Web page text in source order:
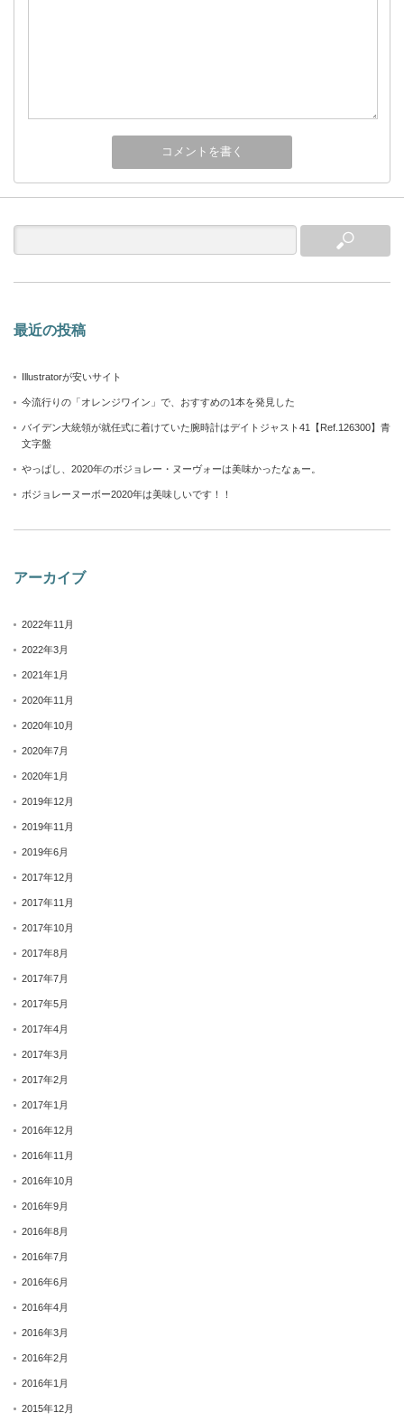
最近の投稿
Illustratorが安いサイト
今流行りの「オレンジワイン」で、おすすめの1本を発見した
バイデン大統領が就任式に着けていた腕時計はデイトジャスト41【Ref.126300】青
文字盤
やっぱし、2020年のボジョレー・ヌーヴォーは美味かったなぁー。
ボジョレーヌーボー2020年は美味しいです！！
アーカイブ
2022年11月
2022年3月
2021年1月
2020年11月
2020年10月
2020年7月
2020年1月
2019年12月
2019年11月
2019年6月
2017年12月
2017年11月
2017年10月
2017年8月
2017年7月
2017年5月
2017年4月
2017年3月
2017年2月
2017年1月
2016年12月
2016年11月
2016年10月
2016年9月
2016年8月
2016年7月
2016年6月
2016年4月
2016年3月
2016年2月
2016年1月
2015年12月